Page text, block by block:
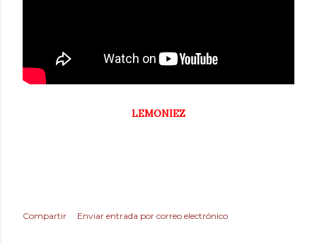
LEMONIEZ
Compartir Enviar entrada por correo electrónico